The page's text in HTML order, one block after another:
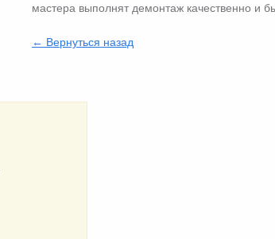
мастера выполнят демонтаж качественно и
← Вернуться назад